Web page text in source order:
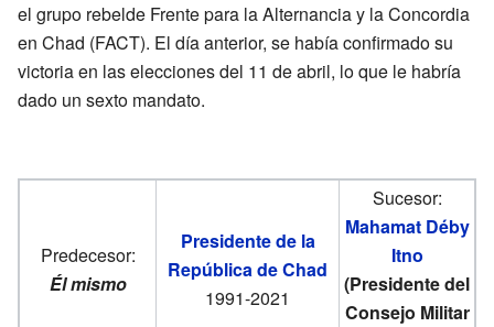
el grupo rebelde Frente para la Alternancia y la Concordia
en Chad (FACT). El día anterior, se había confirmado su
victoria en las elecciones del 11 de abril, lo que le habría
dado un sexto mandato.
Predecesor:
Él mismo
Presidente de la
República de Chad
1991-2021
Sucesor:
Mahamat Déby
Itno
(Presidente del
Consejo Militar